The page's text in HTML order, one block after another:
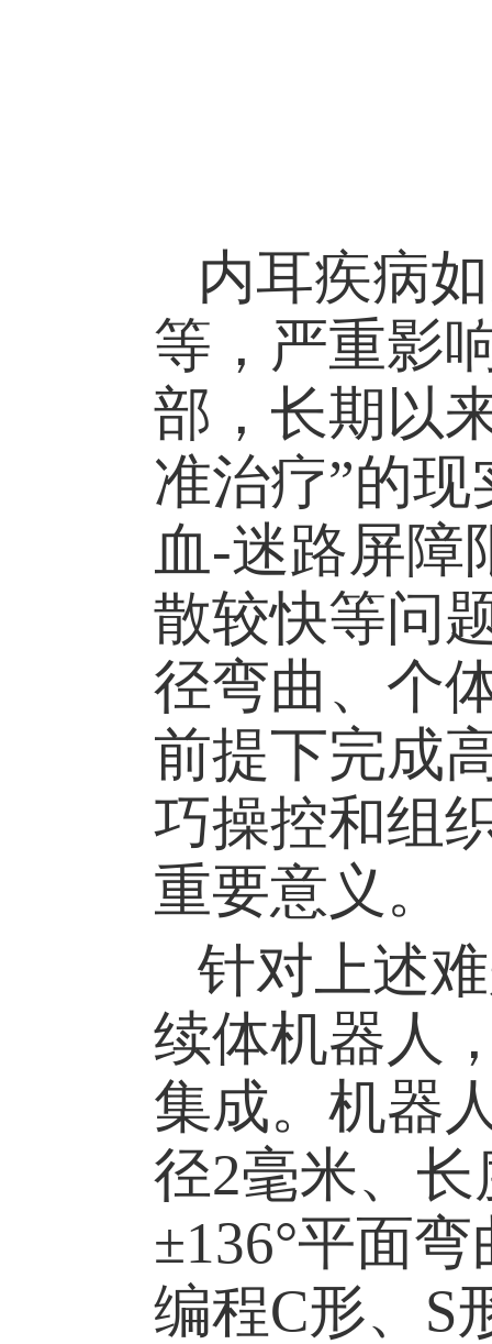
内耳疾病
等，严重影
部，长期以
准治疗”的
血-迷路屏障
散较快等问
径弯曲、个
前提下完成
巧操控和组
重要意义。
针对上述
续体机器人
集成。机器
径2毫米、
±136°平面
编程C形、S